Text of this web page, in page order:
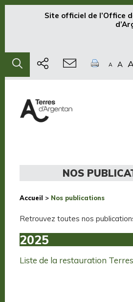
Site officiel de l’Office
A A
NOS
Accueil > Nos publications
Retrouvez toutes nos
2025
Liste de la restauration